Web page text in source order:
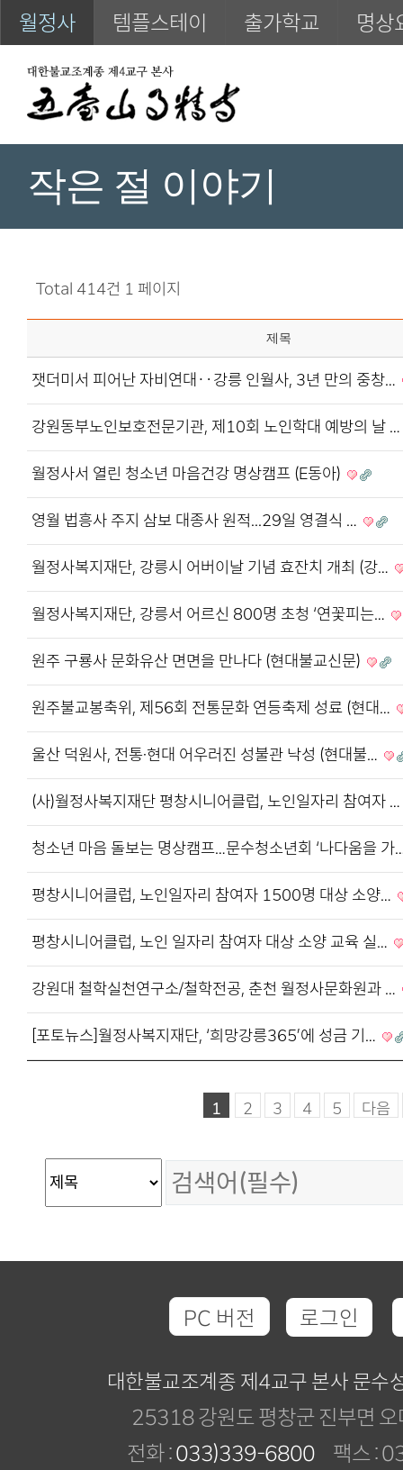
월정사 템플스테이 출가학교 명상
작은 절 이야기
Total 414건 1 페이지
제목
잿더미서 피어난 자비연대‥강릉 인월사, 3년 만의 중창…
강원동부노인보호전문기관, 제10회 노인학대 예방의 날 …
월정사서 열린 청소년 마음건강 명상캠프 (E동아)
영월 법흥사 주지 삼보 대종사 원적...29일 영결식 …
월정사복지재단, 강릉시 어버이날 기념 효잔치 개최 (강…
월정사복지재단, 강릉서 어르신 800명 초청 ‘연꽃피는…
원주 구룡사 문화유산 면면을 만나다 (현대불교신문)
원주불교봉축위, 제56회 전통문화 연등축제 성료 (현대…
울산 덕원사, 전통·현대 어우러진 성불관 낙성 (현대불…
(사)월정사복지재단 평창시니어클럽, 노인일자리 참여자 …
청소년 마음 돌보는 명상캠프…문수청소년회 ‘나다움을
평창시니어클럽, 노인일자리 참여자 1500명 대상 소양…
평창시니어클럽, 노인 일자리 참여자 대상 소양 교육 실…
강원대 철학실천연구소/철학전공, 춘천 월정사문화원과 …
[포토뉴스]월정사복지재단, ‘희망강릉365’에 성금 기…
1 2 3 4 5 다음
PC 버전 로그인
대한불교조계종 제4교구 본사 문수
25318 강원도 평창군 진부면
전화 :033)339-6800 팩스 :